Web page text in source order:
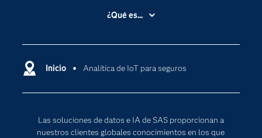
Inicio Analítica de IoT para seguros
Las soluciones de datos e IA de SAS proporcionan a
nuestros clientes globales conocimientos en los que
Accesibilidad
Compañía
Comunidades
Documentación
¿Qué es...
Cloud Computing